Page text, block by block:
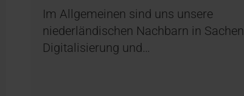
Im Allgemeinen sind uns unsere
niederländischen Nachbarn in Sachen
Digitalisierung und…